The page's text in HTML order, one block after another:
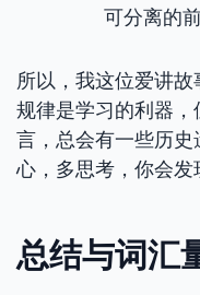
可分离的
所以，我这位爱讲
规律是学习的利器
言，总会有一些历
心，多思考，你会发
总结与词汇